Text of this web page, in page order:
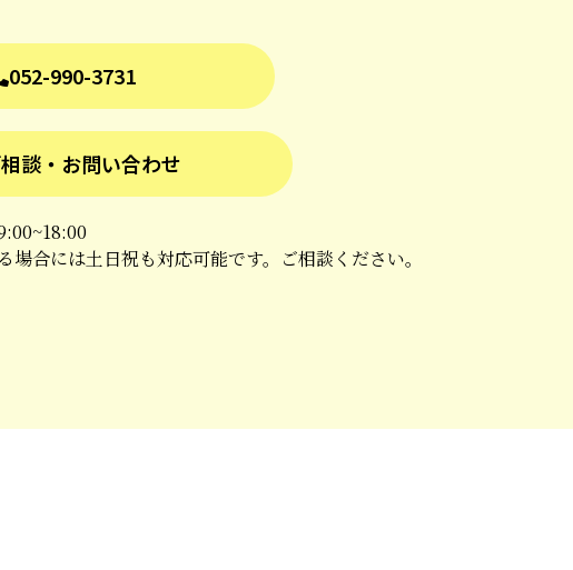
052-990-3731
談・お問い合わせ
合には土日祝も対応可能です。ご相談ください。